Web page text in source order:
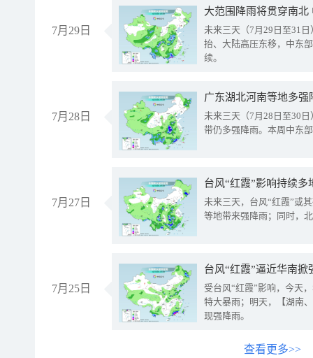
7月29日
大范围降雨将贯穿南
未来三天（7月29日至31
抬、大陆高压东移，中东
续。
7月28日
广东湖北河南等地多
未来三天（7月28日至30
带仍多强降雨。本周中东
7月27日
台风“红霞”影响持续
未来三天，台风“红霞”或
等地带来强降雨；同时，
7月25日
台风“红霞”逼近华南
受台风“红霞”影响，今天
特大暴雨；明天，【湖南
现强降雨。
查看更多>>